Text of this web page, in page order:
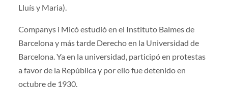
Lluís y Maria).
Companys i Micó estudió en el Instituto Balmes de
Barcelona y más tarde Derecho en la Universidad de
Barcelona. Ya en la universidad, participó en protestas
a favor de la República y por ello fue detenido en
octubre de 1930.